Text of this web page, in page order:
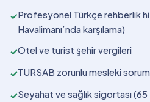
✓Profesyonel Türkçe rehberlik
Havalimanı’nda karşılama)
✓Otel ve turist şehir vergileri
✓TURSAB zorunlu mesleki
✓Seyahat ve sağlık sigortası